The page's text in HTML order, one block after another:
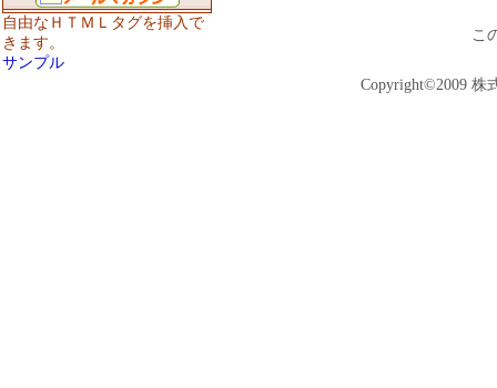
自由なＨＴＭＬタグを挿入で
きます。
サンプル
こ
Copyright©2009 株